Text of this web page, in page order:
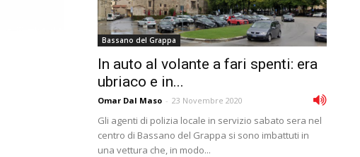
Bassano del Grappa
In auto al volante a fari spenti: era
ubriaco e in...
Omar Dal Maso - 23 Novembre 2020
Gli agenti di polizia locale in servizio sabato sera nel
centro di Bassano del Grappa si sono imbattuti in
una vettura che, in modo...